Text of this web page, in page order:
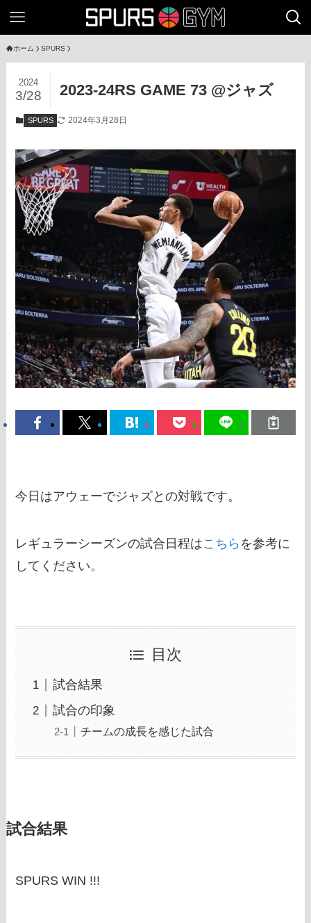
ホーム SPURS
2023-24RS GAME 73 @ジャズ
2024
3/28
SPURS 2024年3月28日
今日はアウェーでジャズとの対戦です。
レギュラーシーズンの試合日程はこちら を参考に
してください。
目次
試合結果
試合の印象
チームの成長を感じた試合
試合結果
SPURS WIN !!!